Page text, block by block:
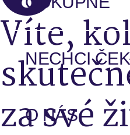
NECHCI
O NÁS
Víte,
za své